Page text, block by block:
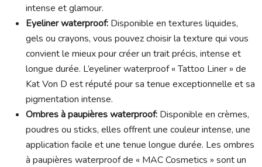
intense et glamour.
Eyeliner waterproof: Disponible en textures liquides,
gels ou crayons, vous pouvez choisir la texture qui vous
convient le mieux pour créer un trait précis, intense et
longue durée. L’eyeliner waterproof « Tattoo Liner » de
Kat Von D est réputé pour sa tenue exceptionnelle et sa
pigmentation intense.
Ombres à paupières waterproof: Disponible en crèmes,
poudres ou sticks, elles offrent une couleur intense, une
application facile et une tenue longue durée. Les ombres
à paupières waterproof de « MAC Cosmetics » sont un